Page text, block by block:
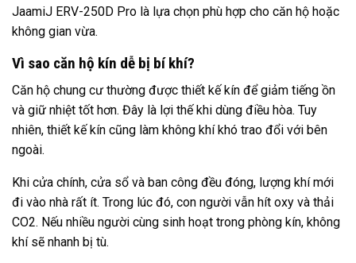
JaamiJ ERV-250D Pro là lựa chọn phù hợp cho căn hộ hoặc
không gian vừa.
Vì sao căn hộ kín dễ bị bí khí?
Căn hộ chung cư thường được thiết kế kín để giảm tiếng ồn
và giữ nhiệt tốt hơn. Đây là lợi thế khi dùng điều hòa. Tuy
nhiên, thiết kế kín cũng làm không khí khó trao đổi với bên
ngoài.
Khi cửa chính, cửa sổ và ban công đều đóng, lượng khí mới
đi vào nhà rất ít. Trong lúc đó, con người vẫn hít oxy và thải
CO2. Nếu nhiều người cùng sinh hoạt trong phòng kín, không
khí sẽ nhanh bị tù.